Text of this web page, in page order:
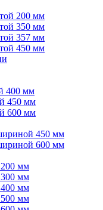
200 мм
350 мм
357 мм
450 мм
400 мм
450 мм
600 мм
450 мм
600 мм
мм
мм
мм
мм